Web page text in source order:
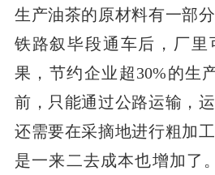
生产油茶的原材料有一部
铁路叙毕段通车后，厂里
果，节约企业超30%的生
前，只能通过公路运输，
还需要在采摘地进行粗加
是一来二去成本也增加了